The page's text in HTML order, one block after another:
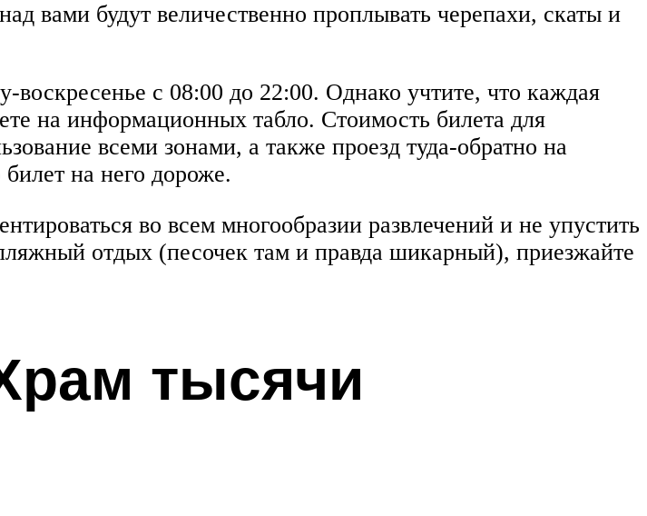
вами будут величественно проплывать черепахи, скаты и
с 08:00 до 22:00. Однако учтите, что каждая
на информационных табло. Стоимость билета для
всеми зонами, а также проезд туда-обратно на
на него дороже.
во всем многообразии развлечений и не упустить
отдых (песочек там и правда шикарный), приезжайте
тысячи